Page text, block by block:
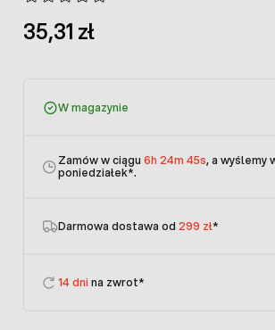
35,31 zł
W magazynie
Zamów w ciągu 6h 24m 45s, a wyślemy
poniedziałek*.
Darmowa dostawa od 299 zł*
14 dni na zwrot*